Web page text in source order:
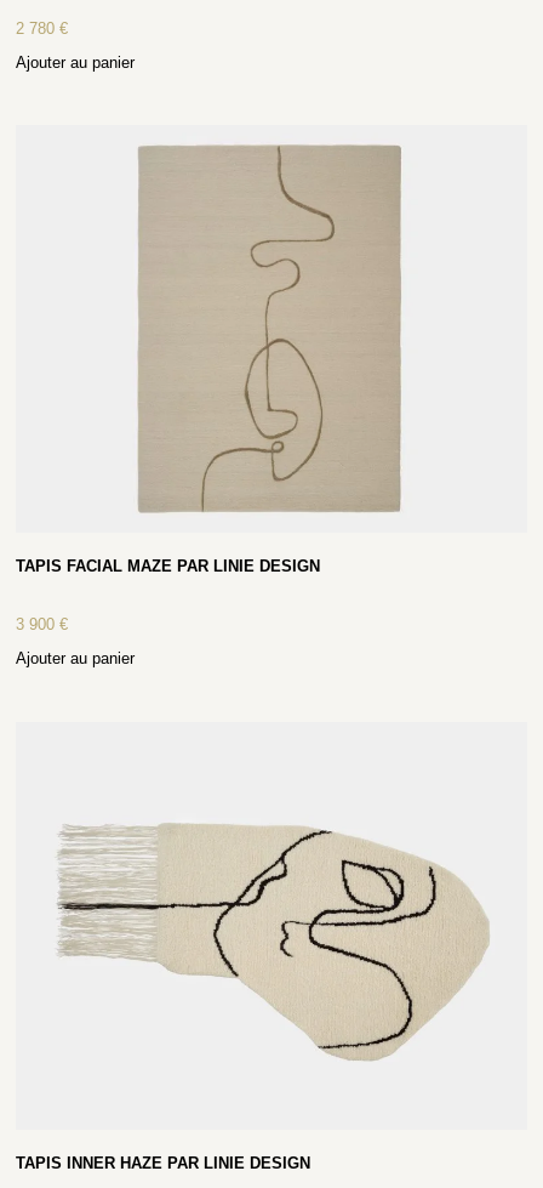
2 780€
Ajouter au panier
TAPIS FACIAL MAZE PAR LINIE DESIGN
3 900€
Ajouter au panier
TAPIS INNER HAZE PAR LINIE DESIGN